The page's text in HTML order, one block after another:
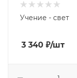
Учение - свет
3 340 ₽/шт